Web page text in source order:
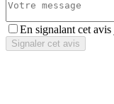
En signalant cet
Signaler cet avis